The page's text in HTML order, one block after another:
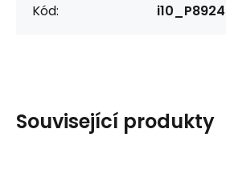
Kód: i10_P8924
Související produkty